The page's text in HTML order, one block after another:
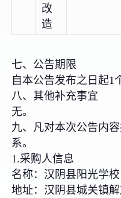
改
造
七、公告期限
自本公告发布之日起1
八、其他补充事宜
无。
九、凡对本次公告内
系。
1.采购人信息
名称：汉阴县阳光学校
地址：汉阴县城关镇